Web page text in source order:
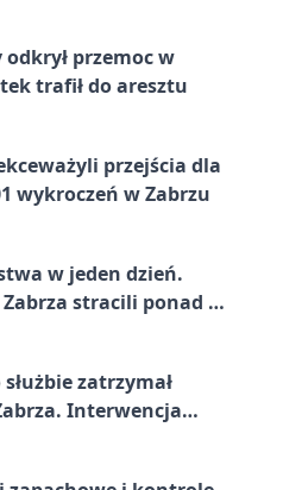
przemoc w
trafił do aresztu
przejścia dla
wykroczeń w Zabrzu
w jeden dzień.
stracili ponad 6
zatrzymał
Interwencja